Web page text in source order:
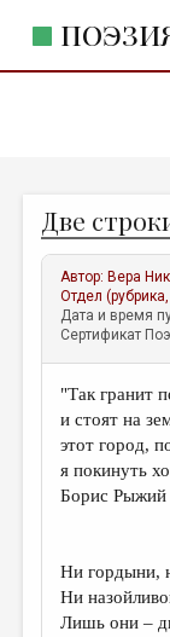
ЖАНРЫ
АВТОРЫ
КОММЕНТАРИИ
ЛИТСАЛОН
НОВОСТИ
ПРАВИЛА
ОТДЕЛЫ И РУБРИКИ
ДАЙДЖЕСТ
Две
Автор: Вера
Отдел
Дата и время
Сертификат
"Так гранит
и стоят на
этот город,
я покинуть
Борис Рыжий
Ни гордыни,
Ни
Лишь они –